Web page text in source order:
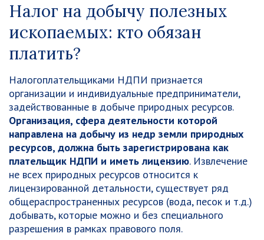
Налог на добычу полезных
ископаемых: кто обязан
платить?
Налогоплательщиками НДПИ признается
организации и индивидуальные предприниматели,
задействованные в добыче природных ресурсов.
Организация, сфера деятельности которой
направлена на добычу из недр земли природных
ресурсов, должна быть зарегистрирована как
плательщик НДПИ и иметь лицензию. Извлечение
не всех природных ресурсов относится к
лицензированной детальности, существует ряд
общераспространенных ресурсов (вода, песок и т.д.)
добывать, которые можно и без специального
разрешения в рамках правового поля.